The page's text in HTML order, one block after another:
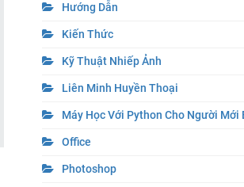
Hướng Dẫn
Kiến Thức
Kỹ Thuật Nhiếp Ảnh
Liên Minh Huyền Thoại
Máy Học Với Python Cho Người Mới
Office
Photoshop